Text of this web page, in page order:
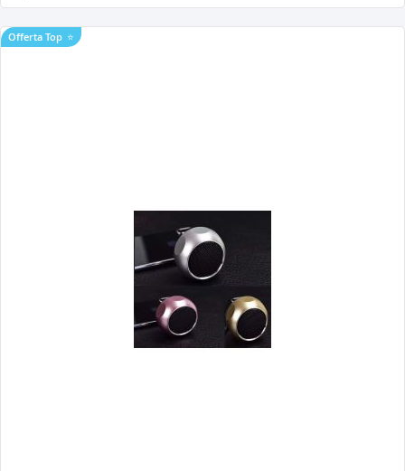
Offerta Top ⭐